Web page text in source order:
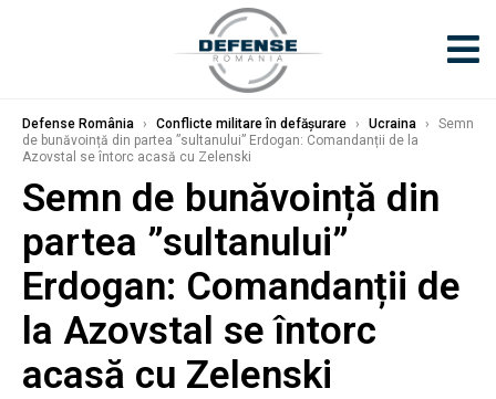
Defense România › Conflicte militare în defășurare › Ucraina ›
Semn
de bunăvoință din partea ”sultanului” Erdogan: Comandanții de la
Azovstal se întorc acasă cu Zelenski
Semn de bunăvoință din
partea ”sultanului”
Erdogan: Comandanții de
la Azovstal se întorc
acasă cu Zelenski